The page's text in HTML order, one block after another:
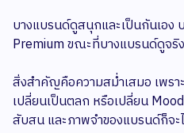
บางแบรนด์ดูสนุกและเป็นกันเอง
Premium ขณะที่บางแบรนด์ดูจริ
สิ่งสำคัญคือความสม่ำเสมอ เพร
เปลี่ยนเป็นตลก หรือเปลี่ยน
สับสน และภาพจำของแบรนด์ก็จะ